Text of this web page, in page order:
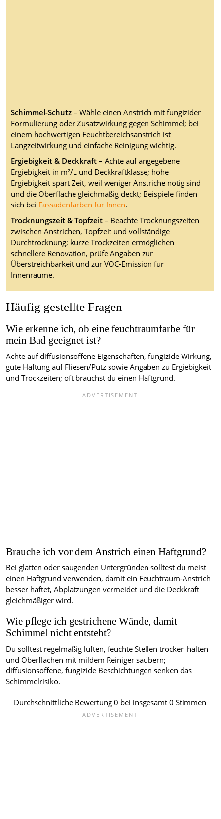
Schimmel-Schutz– Wähle einen Anstrich mit fungizider
Formulierung oder Zusatzwirkung gegen Schimmel; bei
einem hochwertigen Feuchtbereichsanstrich ist
Langzeitwirkung und einfache Reinigung wichtig.
Ergiebigkeit & Deckkraft– Achte auf angegebene
Ergiebigkeit in m²/L und Deckkraftklasse; hohe
Ergiebigkeit spart Zeit, weil weniger Anstriche nötig sind
und die Oberfläche gleichmäßig deckt; Beispiele finden
sich bei Fassadenfarben für Innen.
Trocknungszeit & Topfzeit– Beachte Trocknungszeiten
zwischen Anstrichen, Topfzeit und vollständige
Durchtrocknung; kurze Trockzeiten ermöglichen
schnellere Renovation, prüfe Angaben zur
Überstreichbarkeit und zur VOC-Emission für
Innenräume.
Häufig gestellte Fragen
Wie erkenne ich, ob eine feuchtraumfarbe für
mein Bad geeignet ist?
Achte auf diffusionsoffene Eigenschaften, fungizide Wirkung,
gute Haftung auf Fliesen/Putz sowie Angaben zu Ergiebigkeit
und Trockzeiten; oft brauchst du einen Haftgrund.
Brauche ich vor dem Anstrich einen Haftgrund?
Bei glatten oder saugenden Untergründen solltest du meist
einen Haftgrund verwenden, damit ein Feuchtraum-Anstrich
besser haftet, Abplatzungen vermeidet und die Deckkraft
gleichmäßiger wird.
Wie pflege ich gestrichene Wände, damit
Schimmel nicht entsteht?
Du solltest regelmäßig lüften, feuchte Stellen trocken halten
und Oberflächen mit mildem Reiniger säubern;
diffusionsoffene, fungizide Beschichtungen senken das
Schimmelrisiko.
Durchschnittliche Bewertung0 bei insgesamt0 Stimmen